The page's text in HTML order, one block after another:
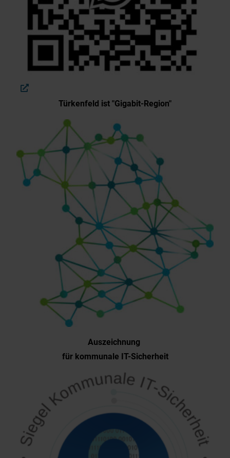
Türkenfeld ist "Gigabit-Region"
Auszeichnung
für kommunale IT-Sicherheit